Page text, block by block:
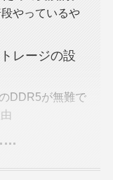
やっているや
レージの設
DDR5が無難で